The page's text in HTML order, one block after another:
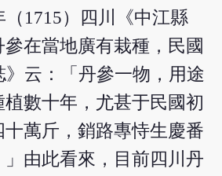
（1715）四川《中江縣
在當地廣有栽種，民國
》云：「丹參一物，用途
數十年，尤甚于民國初
萬斤，銷路專恃生慶番
由此看來，目前四川丹